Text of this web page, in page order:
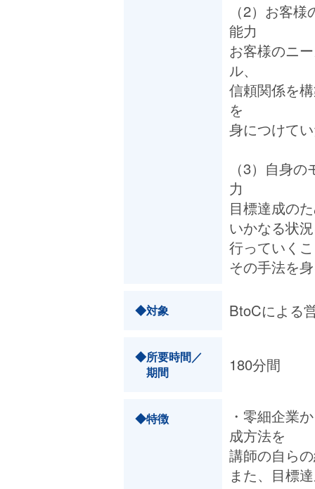
（2）お客
能力
お客様のニ
ル、
信頼関係を
を
身につけて
（3）自身
力
目標達成の
いかなる状
行っていく
その手法を
◆対象 BtoCによる
◆所要時間／
期間
180分間
◆特徴
・零細企業
成方法を
講師の自ら
また、目標